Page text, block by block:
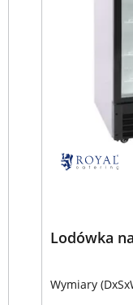
Lodówka
Wymiary